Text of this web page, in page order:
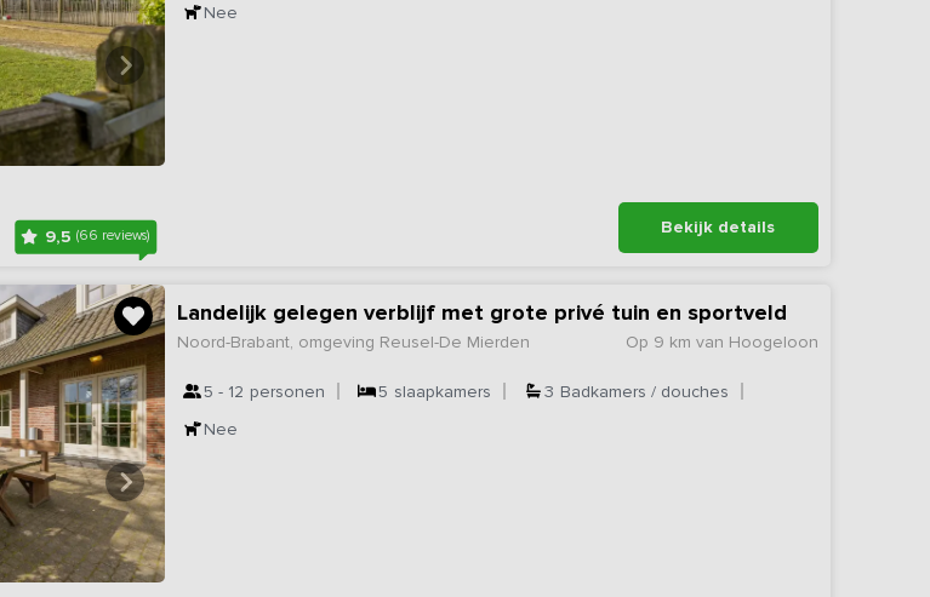
9,5 (66 reviews)
Nee
Bekijk details
Landelijk gelegen verblijf met grote privé tuin en sportveld
Op 9 km van Hoogeloon
Noord-Brabant, omgeving Reusel-De Mierden
5 - 12 personen 5 slaapkamers 3 Badkamers / douches
Nee